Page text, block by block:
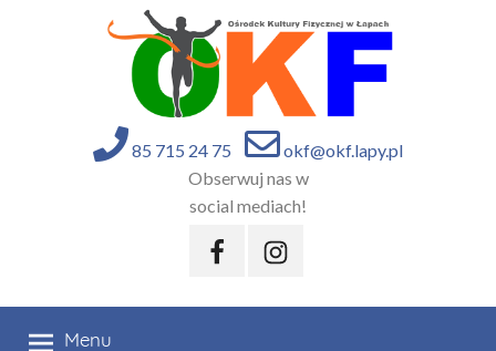
85 715 24 75
okf@okf.lapy.pl
Obserwuj nas w
social mediach!
Menu